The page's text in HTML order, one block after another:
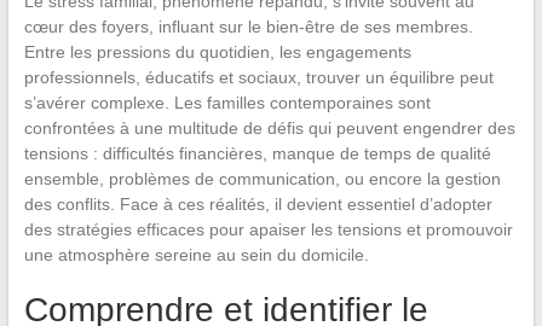
cœur des foyers, influant sur le bien-être de ses membres.
Entre les pressions du quotidien, les engagements
professionnels, éducatifs et sociaux, trouver un équilibre peut
s’avérer complexe. Les familles contemporaines sont
confrontées à une multitude de défis qui peuvent engendrer des
tensions : difficultés financières, manque de temps de qualité
ensemble, problèmes de communication, ou encore la gestion
des conflits. Face à ces réalités, il devient essentiel d’adopter
des stratégies efficaces pour apaiser les tensions et promouvoir
une atmosphère sereine au sein du domicile.
Comprendre et identifier le